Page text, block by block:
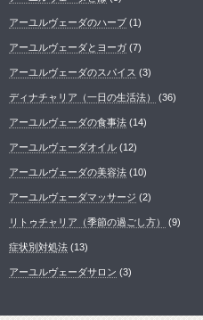
アーユルヴェーダのハーブ (1)
アーユルヴェーダとヨーガ (7)
アーユルヴェーダのスパイス (3)
ディナチャリア（一日の生活法） (36)
アーユルヴェーダの食事法 (14)
アーユルヴェーダオイル (12)
アーユルヴェーダの美容法 (10)
アーユルヴェーダマッサージ (2)
リトゥチャリア（季節の過ごし方） (9)
症状別対処法 (13)
アーユルヴェーダサロン (3)